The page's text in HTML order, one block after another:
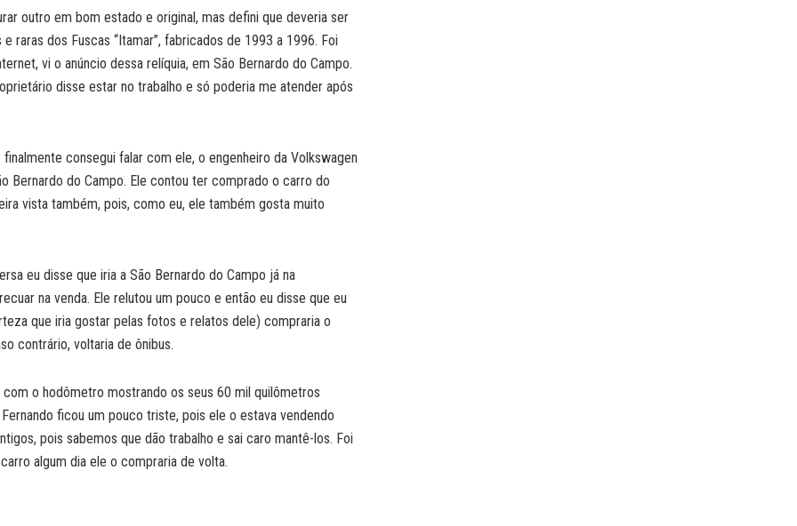
outro em bom estado e original, mas defini que deveria ser
raras dos Fuscas “Itamar”, fabricados de 1993 a 1996. Foi
vi o anúncio dessa relíquia, em São Bernardo do Campo.
disse estar no trabalho e só poderia me atender após
consegui falar com ele, o engenheiro da Volkswagen
Bernardo do Campo. Ele contou ter comprado o carro do
vista também, pois, como eu, ele também gosta muito
eu disse que iria a São Bernardo do Campo já na
na venda. Ele relutou um pouco e então eu disse que eu
que iria gostar pelas fotos e relatos dele) compraria o
contrário, voltaria de ônibus.
o hodômetro mostrando os seus 60 mil quilômetros
ficou um pouco triste, pois ele o estava vendendo
pois sabemos que dão trabalho e sai caro mantê-los. Foi
algum dia ele o compraria de volta.